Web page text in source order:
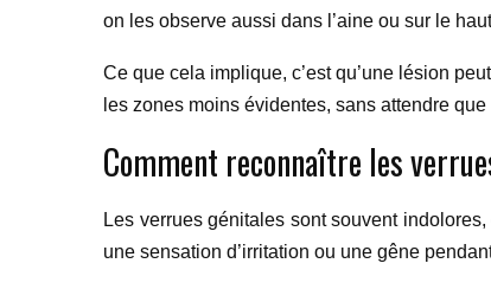
on les observe aussi dans l’aine ou sur le
Ce que cela implique, c’est qu’une lésion
les zones moins évidentes, sans attendre
Comment reconnaître les
Les verrues génitales sont souvent
une sensation d’irritation ou une gêne